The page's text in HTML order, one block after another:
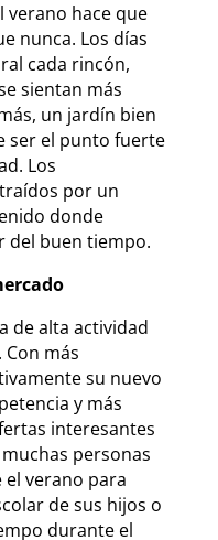
verano hace que
nunca. Los días
cada rincón,
sientan más
un jardín bien
ser el punto fuerte
Los
por un
donde
del buen tiempo.
de alta actividad
más
su nuevo
y más
interesantes
personas
verano para
de sus hijos o
durante el